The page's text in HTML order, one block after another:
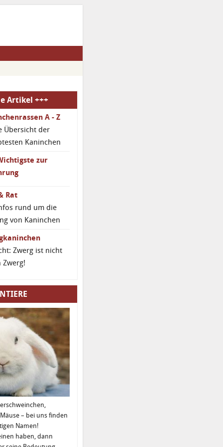
Artikel +++
A - Z
Übersicht der
Kaninchen
zur
Rat
rund um die
von Kaninchen
Zwerg ist nicht
Zwerg!
– bei uns finden
Namen!
haben, dann